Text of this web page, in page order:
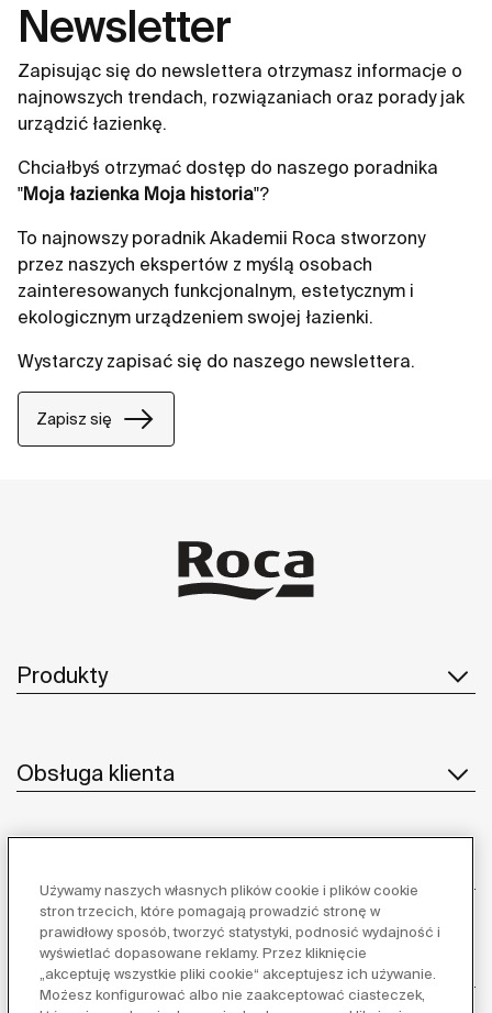
Newsletter
Zapisując się do newslettera otrzymasz informacje o
najnowszych trendach, rozwiązaniach oraz porady jak
urządzić łazienkę.
Chciałbyś otrzymać dostęp do naszego poradnika
"Moja łazienka Moja historia"?
To najnowszy poradnik Akademii Roca stworzony
przez naszych ekspertów z myślą osobach
zainteresowanych funkcjonalnym, estetycznym i
ekologicznym urządzeniem swojej łazienki.
Wystarczy zapisać się do naszego newslettera.
Zapisz się
Produkty
Obsługa klienta
Inspiracja
Używamy naszych własnych plików cookie i plików cookie
stron trzecich, które pomagają prowadzić stronę w
prawidłowy sposób, tworzyć statystyki, podnosić wydajność i
wyświetlać dopasowane reklamy. Przez kliknięcie
„akceptuję wszystkie pliki cookie“ akceptujesz ich używanie.
Możesz konfigurować albo nie zaakceptować ciasteczek,